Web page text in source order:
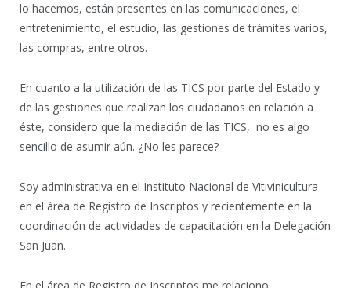
lo hacemos, están presentes en las comunicaciones, el
entretenimiento, el estudio, las gestiones de trámites varios,
las compras, entre otros.
En cuanto a la utilización de las TICS por parte del Estado y
de las gestiones que realizan los ciudadanos en relación a
éste, considero que la mediación de las TICS, no es algo
sencillo de asumir aún. ¿No les parece?
Soy administrativa en el Instituto Nacional de Vitivinicultura
en el área de Registro de Inscriptos y recientemente en la
coordinación de actividades de capacitación en la Delegación
San Juan.